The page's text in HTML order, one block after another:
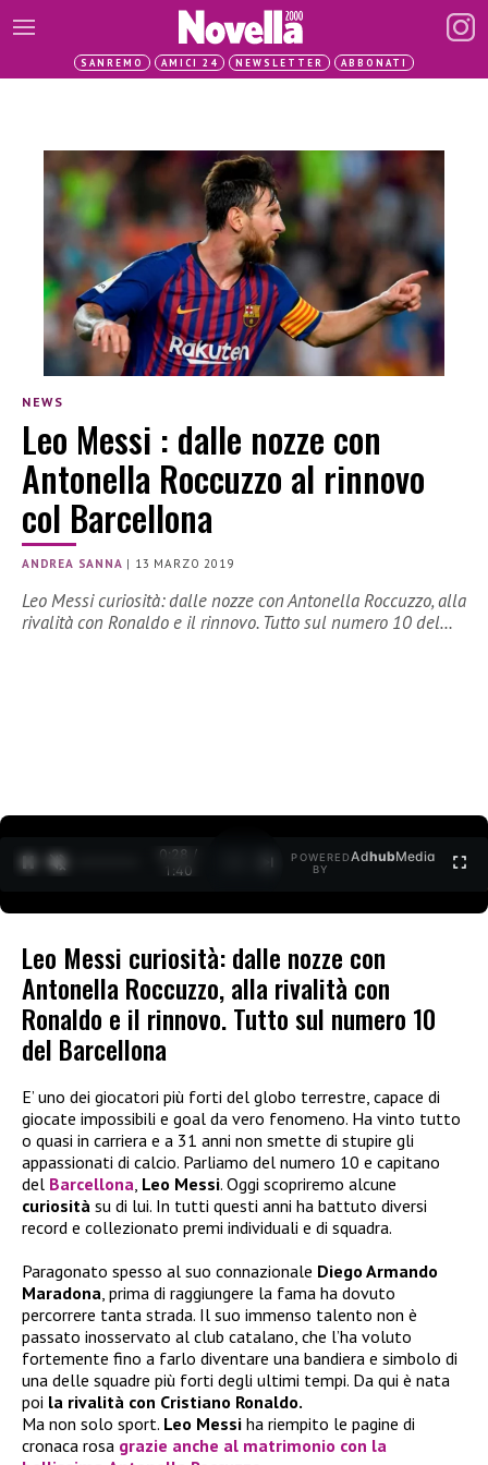
SANREMO AMICI 24 NEWSLETTER ABBONATI
NEWS
Leo Messi : dalle nozze con
Antonella Roccuzzo al rinnovo
col Barcellona
ANDREA SANNA | 13 MARZO 2019
Leo Messi curiosità: dalle nozze con Antonella Roccuzzo, alla
rivalità con Ronaldo e il rinnovo. Tutto sul numero 10 del…
0:28 /
1:40
POWERED
BY
AdhubMedia
Leo Messi curiosità: dalle nozze con
Antonella Roccuzzo, alla rivalità con
Ronaldo e il rinnovo. Tutto sul numero 10
del Barcellona
E’ uno dei giocatori più forti del globo terrestre, capace di
giocate impossibili e goal da vero fenomeno. Ha vinto tutto
o quasi in carriera e a 31 anni non smette di stupire gli
appassionati di calcio. Parliamo del numero 10 e capitano
del Barcellona, Leo Messi. Oggi scopriremo alcune
curiosità su di lui. In tutti questi anni ha battuto diversi
record e collezionato premi individuali e di squadra.
Paragonato spesso al suo connazionale Diego Armando
Maradona, prima di raggiungere la fama ha dovuto
percorrere tanta strada. Il suo immenso talento non è
passato inosservato al club catalano, che l’ha voluto
fortemente fino a farlo diventare una bandiera e simbolo di
una delle squadre più forti degli ultimi tempi. Da qui è nata
poi la rivalità con Cristiano Ronaldo.
Ma non solo sport. Leo Messi ha riempito le pagine di
cronaca rosa grazie anche al matrimonio con la